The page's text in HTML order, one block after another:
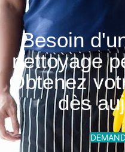
Besoin
nettoyage
Obtenez
dès